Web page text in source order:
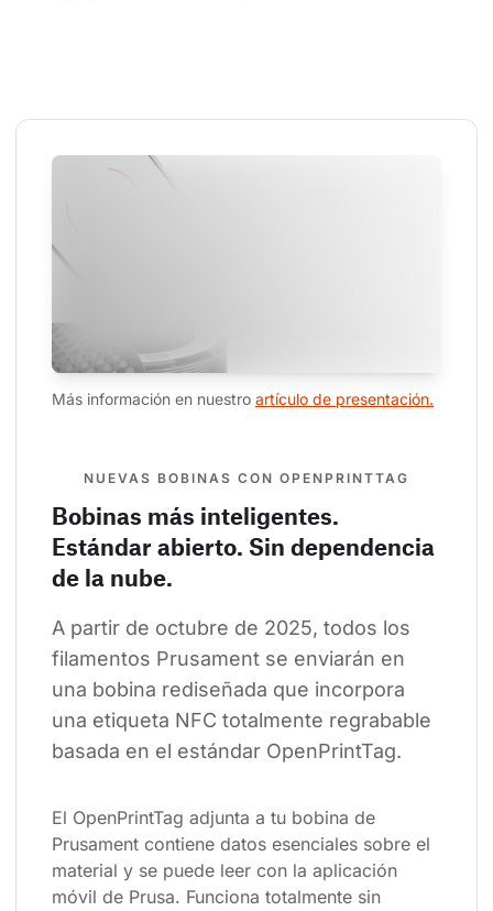
Más información en nuestro artículo de presentación.
NUEVAS BOBINAS CON OPENPRINTTAG
Bobinas más inteligentes.
Estándar abierto. Sin dependencia
de la nube.
A partir de octubre de 2025, todos los
filamentos Prusament se enviarán en
una bobina rediseñada que incorpora
una etiqueta NFC totalmente regrabable
basada en el estándar OpenPrintTag.
El OpenPrintTag adjunta a tu bobina de
Prusament contiene datos esenciales sobre el
material y se puede leer con la aplicación
móvil de Prusa. Funciona totalmente sin